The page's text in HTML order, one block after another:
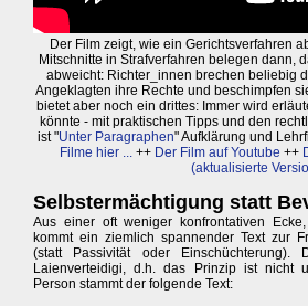
Der Film zeigt, wie ein Gerichtsverfahren
Mitschnitte in Strafverfahren belegen dann,
abweicht: Richter_innen brechen beliebig
Angeklagten ihre Rechte und beschimpfen
bietet aber noch ein drittes: Immer wird
könnte - mit praktischen Tipps und den
ist "Unter Paragraphen" Aufklärung und
Filme hier ... ++ Der Film auf Youtube ++
(aktualisierte
Selbstermächtigung statt
Aus einer oft weniger konfrontativen
kommt ein ziemlich spannender Text zur
(statt Passivität oder
Laienverteidigi, d.h. das Prinzip ist nicht
Person stammt der folgende Text: